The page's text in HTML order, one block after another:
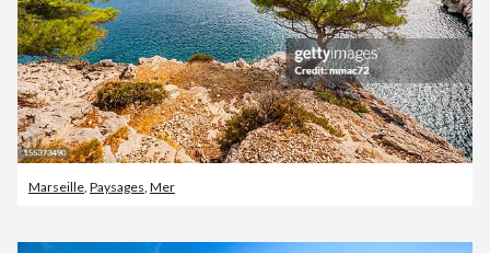
Marseille, Paysages, Mer